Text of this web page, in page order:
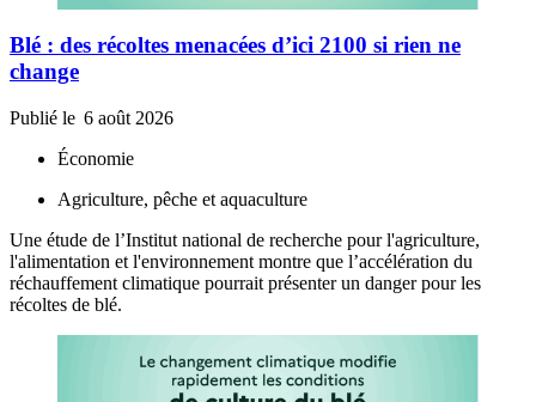
Blé : des récoltes menacées d’ici 2100 si rien ne
change
Publié le 6 août 2026
Économie
Agriculture, pêche et aquaculture
Une étude de l’Institut national de recherche pour l'agriculture,
l'alimentation et l'environnement montre que l’accélération du
réchauffement climatique pourrait présenter un danger pour les
récoltes de blé.